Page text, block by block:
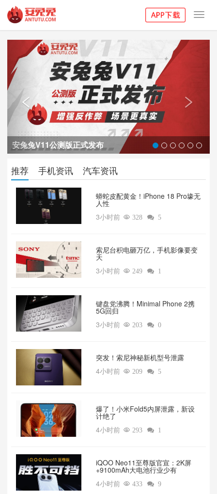
安兔兔V11公测版正式发布

Previous

推荐 手机资讯 汽车资讯
蟒蛇皮配黄金！iPhone 18 Pro壕无
人性
3小时前  328  5
索尼台积电砸万亿，手机影像要变
天‌
3小时前  249  1
键盘党沸腾！Minimal Phone 2携
5G回归‌
3小时前  203  0
突发！索尼神秘新机型号泄露‌
4小时前  209  5
爆了！小米Fold5内屏泄露，新设
计绝了‌
4小时前  293  1
iQOO Neo11至尊版官宣：2K屏
+9100mAh大电池行业少有
4小时前  433  9